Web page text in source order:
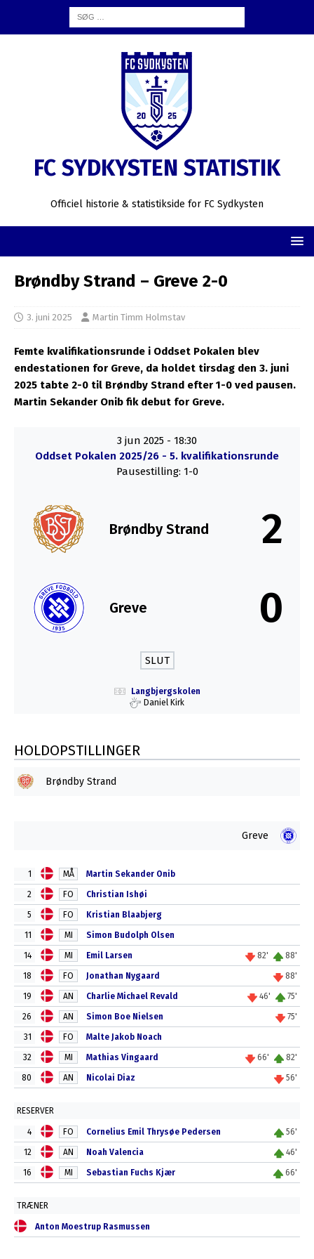
FC SYDKYSTEN STATISTIK
Officiel historie & statistikside for FC Sydkysten
Brøndby Strand – Greve 2-0
3. juni 2025 Martin Timm Holmstav
Femte kvalifikationsrunde i Oddset Pokalen blev
endestationen for Greve, da holdet tirsdag den 3. juni
2025 tabte 2-0 til Brøndby Strand efter 1-0 ved pausen.
Martin Sekander Onib fik debut for Greve.
3 jun 2025 - 18:30
Oddset Pokalen 2025/26 - 5. kvalifikationsrunde
Pausestilling: 1-0
Brøndby Strand 2
Greve 0
SLUT
Langbjergskolen
Daniel Kirk
HOLDOPSTILLINGER
Brøndby Strand
Greve
1 MÅ Martin Sekander Onib
2 FO Christian Ishøi
5 FO Kristian Blaabjerg
11 MI Simon Budolph Olsen
14 MI Emil Larsen 82' 88'
18 FO Jonathan Nygaard 88'
19 AN Charlie Michael Revald 46' 75'
26 AN Simon Boe Nielsen 75'
31 FO Malte Jakob Noach
32 MI Mathias Vingaard 66' 82'
80 AN Nicolai Diaz 56'
RESERVER
4 FO Cornelius Emil Thrysøe Pedersen 56'
12 AN Noah Valencia 46'
16 MI Sebastian Fuchs Kjær 66'
TRÆNER
Anton Moestrup Rasmussen